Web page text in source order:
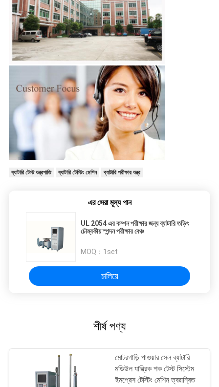
ব্যাটারি টেস্ট যন্ত্রপাতি ব্যাটারি টেস্টিং মেশিন ব্যাটারি পরীক্ষার যন্ত্র
এর সেরা মূল্য পান
UL 2054 এর কম্পন পরীক্ষার জন্য ব্যাটারি তড়িৎ
চৌম্বকীয় স্পন্দন পরীক্ষার বেঞ্চ
MOQ： 1set
চালিয়ে
শীর্ষ পণ্য
মোটরগাড়ি পাওয়ার সেল ব্যাটারি
মডিউল যান্ত্রিক শক টেস্ট সিস্টেম
ইমপ্রেস টেস্টিং মেশিন ত্বরান্বিত